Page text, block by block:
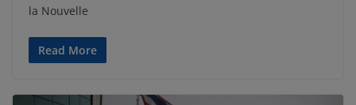
la Nouvelle
Read More